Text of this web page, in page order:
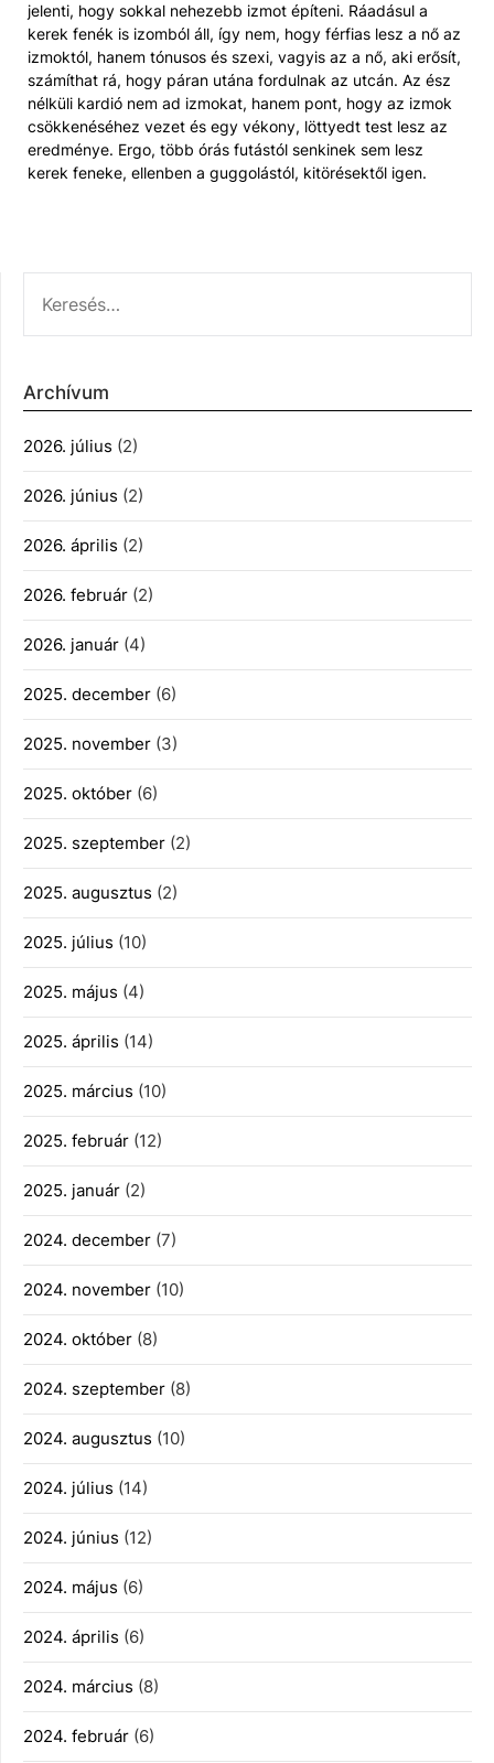
jelenti, hogy sokkal nehezebb izmot építeni. Ráadásul a
kerek fenék is izomból áll, így nem, hogy férfias lesz a nő az
izmoktól, hanem tónusos és szexi, vagyis az a nő, aki erősít,
számíthat rá, hogy páran utána fordulnak az utcán. Az ész
nélküli kardió nem ad izmokat, hanem pont, hogy az izmok
csökkenéséhez vezet és egy vékony, löttyedt test lesz az
eredménye. Ergo, több órás futástól senkinek sem lesz
kerek feneke, ellenben a guggolástól, kitörésektől igen.
Archívum
2026. július (2)
2026. június (2)
2026. április (2)
2026. február (2)
2026. január (4)
2025. december (6)
2025. november (3)
2025. október (6)
2025. szeptember (2)
2025. augusztus (2)
2025. július (10)
2025. május (4)
2025. április (14)
2025. március (10)
2025. február (12)
2025. január (2)
2024. december (7)
2024. november (10)
2024. október (8)
2024. szeptember (8)
2024. augusztus (10)
2024. július (14)
2024. június (12)
2024. május (6)
2024. április (6)
2024. március (8)
2024. február (6)